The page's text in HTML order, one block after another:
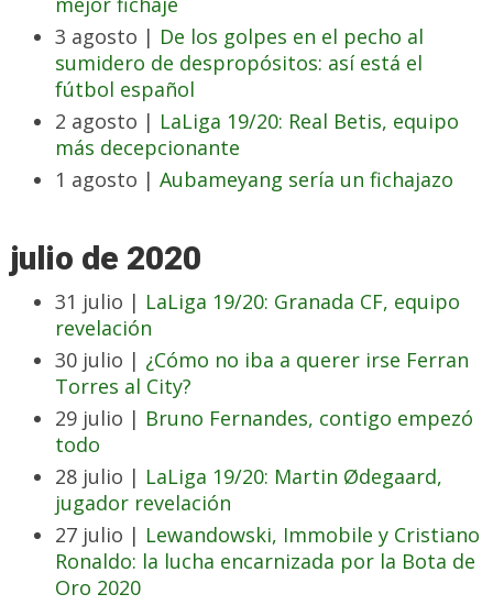
3 agosto | De los golpes en el pecho al
sumidero de despropósitos: así está el
fútbol español
2 agosto | LaLiga 19/20: Real Betis, equipo
más decepcionante
1 agosto | Aubameyang sería un fichajazo
julio de 2020
31 julio | LaLiga 19/20: Granada CF, equipo
revelación
30 julio | ¿Cómo no iba a querer irse Ferran
Torres al City?
29 julio | Bruno Fernandes, contigo empezó
todo
28 julio | LaLiga 19/20: Martin Ødegaard,
jugador revelación
27 julio | Lewandowski, Immobile y Cristiano
Ronaldo: la lucha encarnizada por la Bota de
Oro 2020